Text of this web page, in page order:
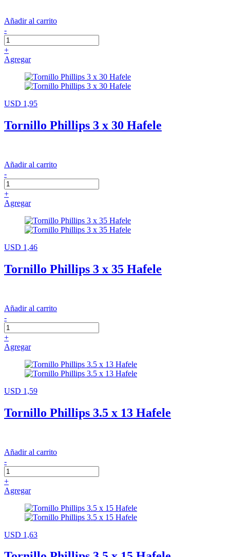
Añadir al carrito
-
+
Agregar
USD 1,95
Tornillo Phillips 3 x 30 Hafele
Añadir al carrito
-
+
Agregar
USD 1,46
Tornillo Phillips 3 x 35 Hafele
Añadir al carrito
-
+
Agregar
USD 1,59
Tornillo Phillips 3.5 x 13 Hafele
Añadir al carrito
-
+
Agregar
USD 1,63